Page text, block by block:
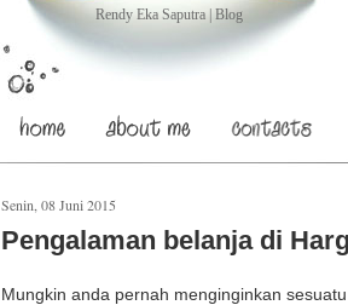
Rendy Eka Saputra | Blog
Senin, 08 Juni 2015
Pengalaman belanja di
Mungkin anda pernah menginginkan